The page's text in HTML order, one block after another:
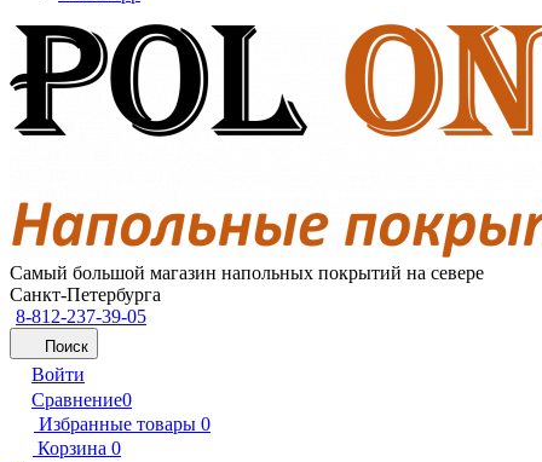
Самый большой магазин напольных покрытий на севере
Санкт-Петербурга
8-812-237-39-05
Поиск
Войти
Сравнение0
Избранные товары 0
Корзина 0